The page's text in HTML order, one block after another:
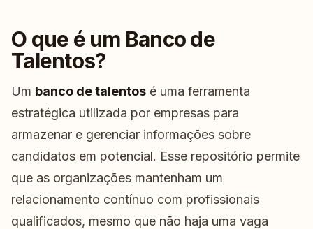
O que é um Banco de
Talentos?
Um banco de talentos é uma ferramenta
estratégica utilizada por empresas para
armazenar e gerenciar informações sobre
candidatos em potencial. Esse repositório permite
que as organizações mantenham um
relacionamento contínuo com profissionais
qualificados, mesmo que não haja uma vaga